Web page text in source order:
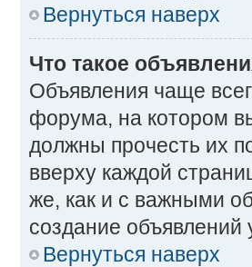
Вернуться наверх
Что такое
Объявления чаще
форума, на котором
должны прочесть их
вверху каждой
же, как и с важными
создание
Вернуться наверх